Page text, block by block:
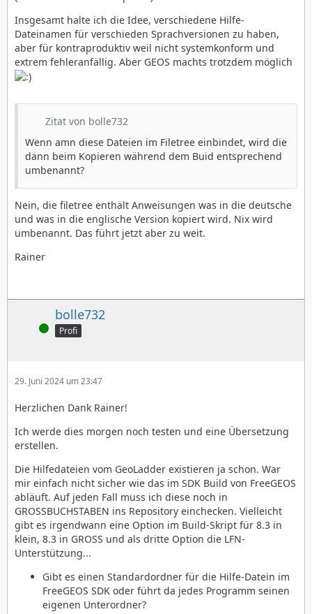
Insgesamt halte ich die Idee, verschiedene Hilfe-
Dateinamen für verschieden Sprachversionen zu haben,
aber für kontraproduktiv weil nicht systemkonform und
extrem fehleranfällig. Aber GEOS machts trotzdem möglich
Zitat von bolle732
Wenn amn diese Dateien im Filetree einbindet, wird die
dann beim Kopieren während dem Buid entsprechend
umbenannt?
Nein, die filetree enthält Anweisungen was in die deutsche
und was in die englische Version kopiert wird. Nix wird
umbenannt. Das führt jetzt aber zu weit.
Rainer
Online
bolle732
Profi
29. Juni 2024 um 23:47
Herzlichen Dank Rainer!
Ich werde dies morgen noch testen und eine Übersetzung
erstellen.
Die Hilfedateien vom GeoLadder existieren ja schon. War
mir einfach nicht sicher wie das im SDK Build von FreeGEOS
abläuft. Auf jeden Fall muss ich diese noch in
GROSSBUCHSTABEN ins Repository einchecken. Vielleicht
gibt es irgendwann eine Option im Build-Skript für 8.3 in
klein, 8.3 in GROSS und als dritte Option die LFN-
Unterstützung...
Gibt es einen Standardordner für die Hilfe-Datein im
FreeGEOS SDK oder führt da jedes Programm seinen
eigenen Unterordner?